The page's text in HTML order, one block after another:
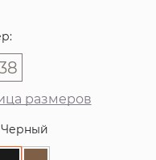
размеров
Черный